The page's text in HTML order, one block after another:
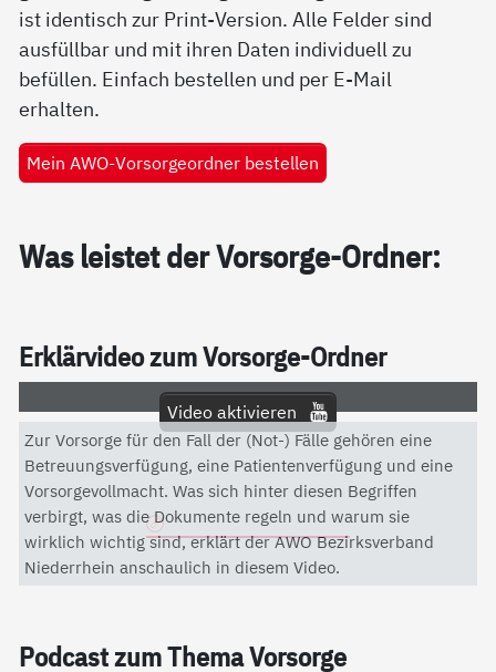
ist identisch zur Print-Version. Alle Felder sind
ausfüllbar und mit ihren Daten individuell zu
befüllen. Einfach bestellen und per E-Mail
erhalten.
Mein AWO-Vorsorgeordner bestellen
Was leis­tet der Vor­sor­ge-Ord­ner:
Er­klär­vi­deo zum Vor­sor­ge-Ord­ner
Video aktivieren
Mit dem Aktivieren des Videos akzeptieren Sie die
Datenschutzerklärung von YouTube.
Datenschutzerklärung
Zur Vorsorge für den Fall der (Not-) Fälle gehören eine
Betreuungsverfügung, eine Patientenverfügung und eine
Vorsorgevollmacht. Was sich hinter diesen Begriffen
verbirgt, was die Dokumente regeln und warum sie
wirklich wichtig sind, erklärt der AWO Bezirksverband
Niederrhein anschaulich in diesem Video.
Pod­cast zum The­ma Vor­sor­ge